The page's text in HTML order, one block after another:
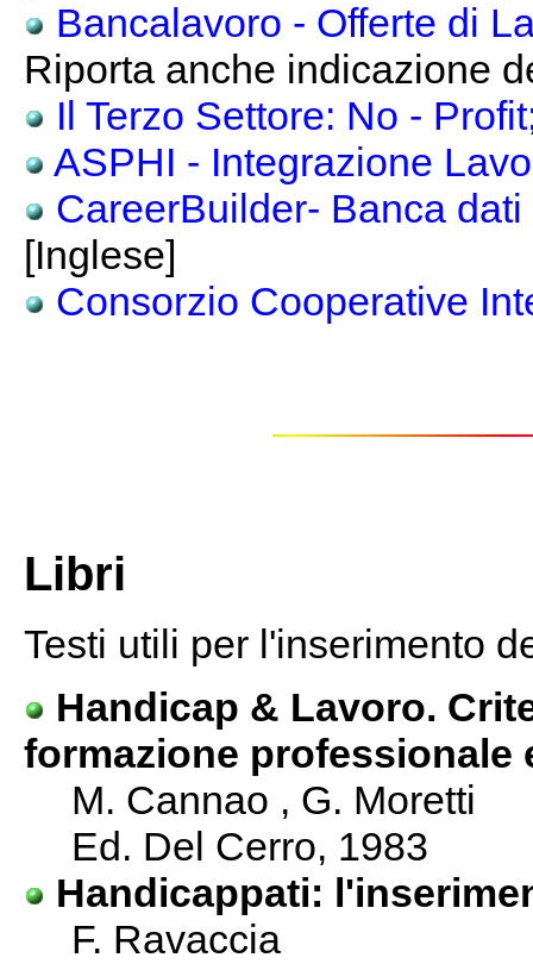
Bancalavoro - Offerte di
Riporta anche indicazione
Il Terzo Settore: No -
ASPHI - Integrazione
CareerBuilder- Banca
[Inglese]
Consorzio Cooperative
Libri
Testi utili per l'inserimento
Handicap & Lavoro.
formazione professionale
M. Cannao , G. Moretti
Ed. Del Cerro, 1983
Handicappati:
F. Ravaccia